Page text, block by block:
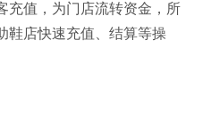
充值，为门店流转资金，所
鞋店快速充值、结算等操